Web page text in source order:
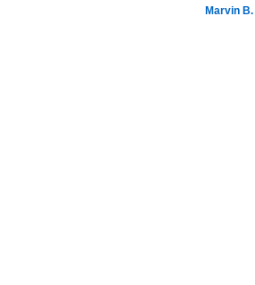
Marvin B.